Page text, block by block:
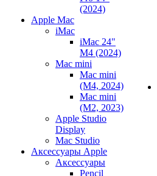
(2024)
Apple Mac
iMac
iMac 24"
M4 (2024)
Mac mini
Mac mini
(M4, 2024)
Mac mini
(M2, 2023)
Apple Studio
Display
Mac Studio
Аксессуары Apple
Аксессуары
Pencil